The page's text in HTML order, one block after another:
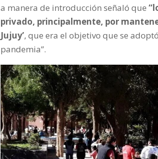
a manera de introducción señaló que
privado, principalmente, por
Jujuy’, que era el objetivo que se
pandemia”.